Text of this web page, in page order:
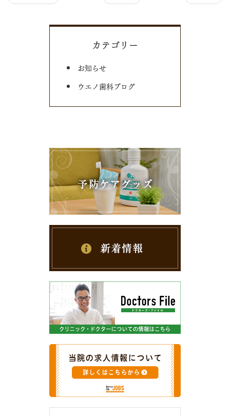
カテゴリー
お知らせ
ウエノ歯科ブログ